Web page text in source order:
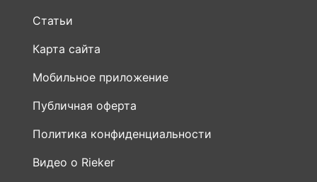
Статьи
Карта сайта
Мобильное приложение
Публичная оферта
Политика конфиденциальности
Видео о Rieker